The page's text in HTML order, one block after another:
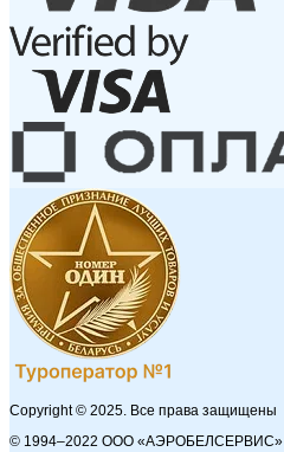
Copyright © 2025. Все права защищены
© 1994–2022 ООО «АЭРОБЕЛСЕРВИС»